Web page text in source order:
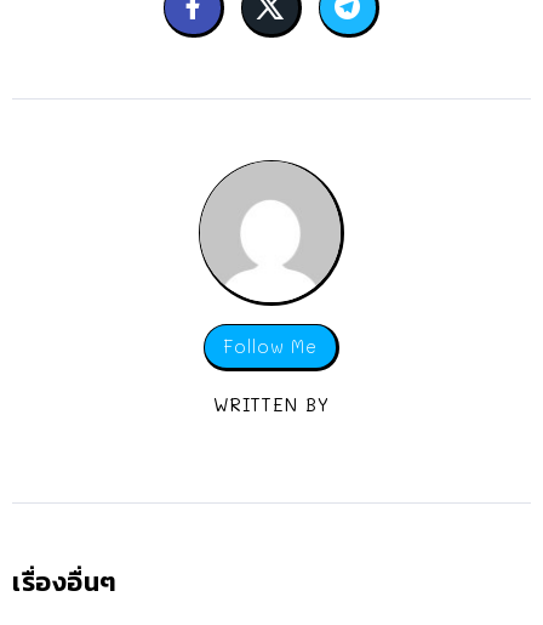
Follow Me
WRITTEN BY
เรื่องอื่นๆ